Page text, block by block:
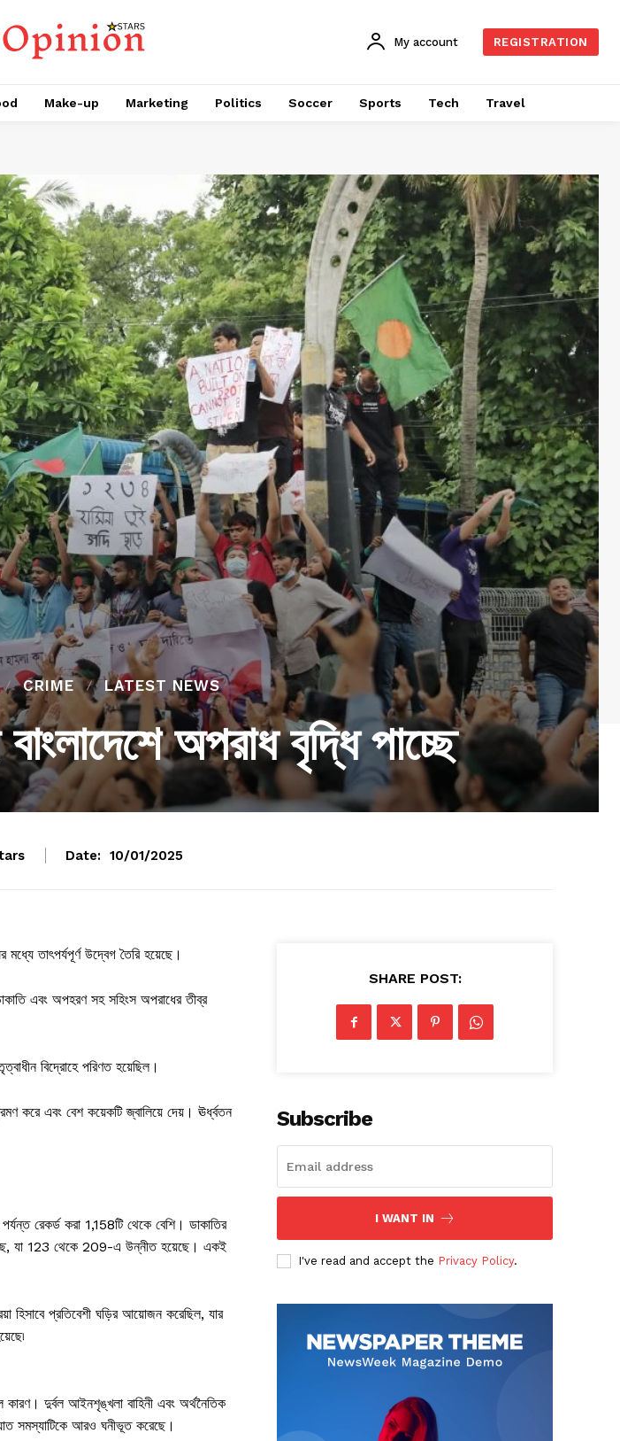
My account REGISTRATION
Make-up Marketing Politics Soccer Sports Tech Travel
CRIME LATEST NEWS
অপরাধ বৃদ্ধি পাচ্ছে
Date: 10/01/2025
তাৎপর্যপূর্ণ উদ্বেগ তৈরি হয়েছে।
এবং অপহরণ সহ সহিংস অপরাধের তীব্র
বিদ্রোহে পরিণত হয়েছিল।
করে এবং বেশ কয়েকটি জ্বালিয়ে দেয়। ঊর্ধ্বতন
রেকর্ড করা 1,158টি থেকে বেশি। ডাকাতির
যা 123 থেকে 209-এ উন্নীত হয়েছে। একই
হিসাবে প্রতিবেশী ঘড়ির আয়োজন করেছিল, যার
কারণ। দুর্বল আইনশৃঙ্খলা বাহিনী এবং অর্থনৈতিক
সমস্যাটিকে আরও ঘনীভূত করেছে।
SHARE POST:
Subscribe
I WANT IN
I've read and accept the Privacy Policy.